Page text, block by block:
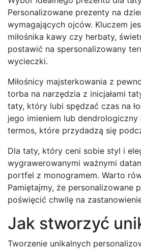
Personalizowane prezenty na
wymagających ojców. Kluczem
miłośnika kawy czy herbaty,
postawić na spersonalizowany
wycieczki.
Miłośnicy majsterkowania z
torba na narzędzia z inicjałami
taty, który lubi spędzać czas na
jego imieniem lub
termos, które przydadzą się
Dla taty, który ceni sobie styl i
wygrawerowanymi ważnymi
portfel z monogramem. Warto
Pamiętajmy, że
poświęcić chwilę na
Jak stworzyć
Tworzenie unikalnych